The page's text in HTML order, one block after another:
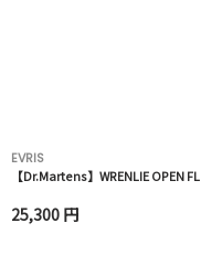
EVRIS
【Dr.Martens】WRENLIE OPEN FL
25,300 円